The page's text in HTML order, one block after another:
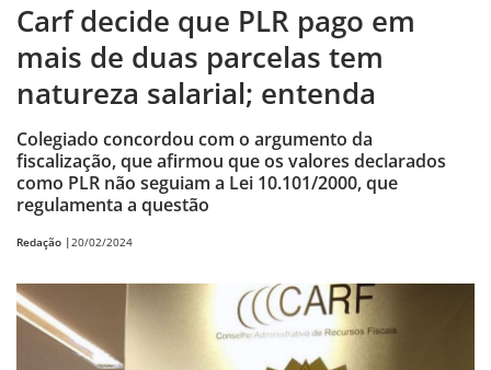
Carf decide que PLR pago em
mais de duas parcelas tem
natureza salarial; entenda
Colegiado concordou com o argumento da
fiscalização, que afirmou que os valores declarados
como PLR não seguiam a Lei 10.101/2000, que
regulamenta a questão
Redação |20/02/2024